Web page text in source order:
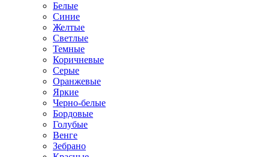
Белые
Синие
Желтые
Светлые
Темные
Коричневые
Серые
Оранжевые
Яркие
Черно-белые
Бордовые
Голубые
Венге
Зебрано